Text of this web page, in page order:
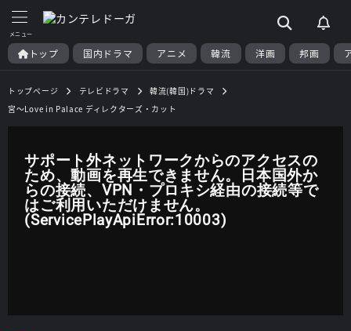
トップ 国内ドラマ アニメ 韓流 洋画 邦画
トップページ テレビドラマ
韓流(韓国)ドラマ
宮～Love in Palace ディレクターズ・カット
サポート外ネットワークからのアクセスの
ため、動画を再生できません。日本国外か
らの接続、VPN・プロキシ経由の接続等で
はご利用いただけません。
(ServicePlayApiError:10003)